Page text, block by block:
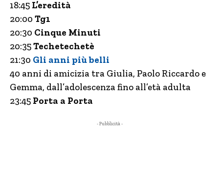
18:45 L’eredità
20:00 Tg1
20:30 Cinque Minuti
20:35Techetechetè
21:30 Gli anni più belli
40 anni di amicizia tra Giulia, Paolo Riccardo e
Gemma, dall’adolescenza fino all’età adulta
23:45 Porta a Porta
- Pubblicità -